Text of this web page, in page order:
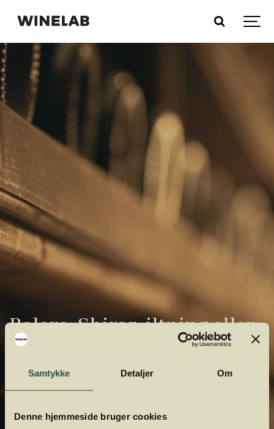
Samtykke Detaljer Om
Denne hjemmeside bruger cookies
Bolero, Shiraz, iltning eller
gardiner?
Vinens verden er fuld af komplicerede
vinordbog, så du lettere kan navigere og